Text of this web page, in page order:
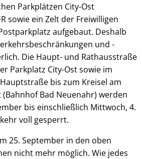
Parkplätzen City-Ost
sowie ein Zelt der Freiwilligen
aufgebaut. Deshalb
und -
Die Haupt- und Rathausstraße
Parkplatz City-Ost sowie im
bis zum Kreisel am
(Bahnhof Bad Neuenahr) werden
bis einschließlich Mittwoch, 4.
voll gesperrt.
25. September in den oben
nicht mehr möglich. Wie jedes